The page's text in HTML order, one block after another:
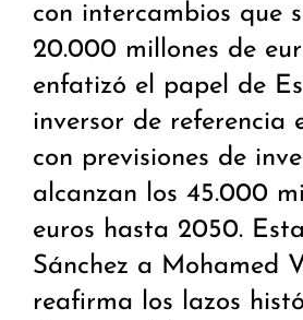
con intercambios que
20.000 millones de
enfatizó el papel de
inversor de referencia
con previsiones de
alcanzan los 45.000
euros hasta 2050.
Sánchez a Mohamed
reafirma los lazos